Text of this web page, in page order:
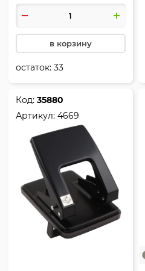
deVENTE, 4020347
в корзину
остаток:33
Код:35880
Артикул:4669